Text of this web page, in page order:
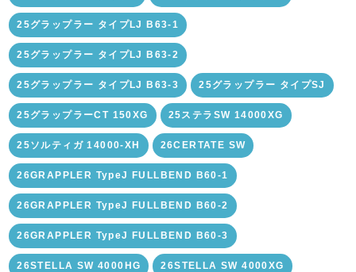
25グラップラー タイプLJ B63-1
25グラップラー タイプLJ B63-2
25グラップラー タイプLJ B63-3 25グラップラー タイプSJ
25グラップラーCT 150XG 25ステラSW 14000XG
25ソルティガ 14000-XH 26CERTATE SW
26GRAPPLER TypeJ FULLBEND B60-1
26GRAPPLER TypeJ FULLBEND B60-2
26GRAPPLER TypeJ FULLBEND B60-3
26STELLA SW 4000HG 26STELLA SW 4000XG